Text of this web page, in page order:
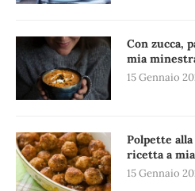
Con zucca,
mia
15 Gennaio
Polpette
ricetta a
15 Gennaio